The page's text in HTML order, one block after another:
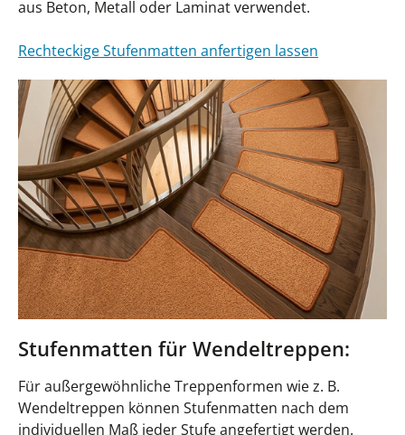
aus Beton, Metall oder Laminat verwendet.
Rechteckige Stufenmatten anfertigen lassen
Stufenmatten für Wendeltreppen:
Für außergewöhnliche Treppenformen wie z. B.
Wendeltreppen können Stufenmatten nach dem
individuellen Maß jeder Stufe angefertigt werden.